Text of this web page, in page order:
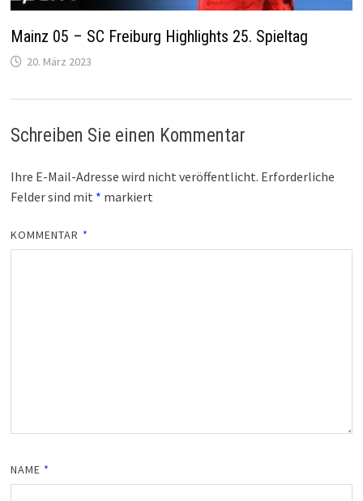
Mainz 05 – SC Freiburg Highlights 25. Spieltag
20. März 2023
Schreiben Sie einen Kommentar
Ihre E-Mail-Adresse wird nicht veröffentlicht. Erforderliche
Felder sind mit * markiert
KOMMENTAR *
NAME *